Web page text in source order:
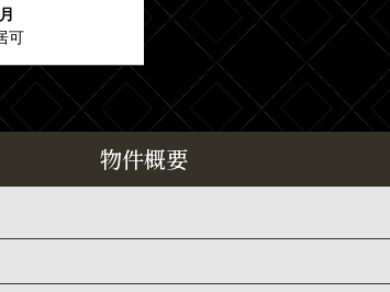
可
物件概要